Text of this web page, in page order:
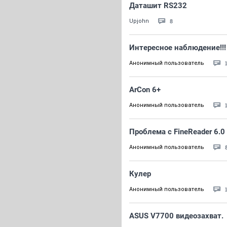
Даташит RS232
Upjohn 8
Интересное наблюдение!!!
Анонимный пользователь
ArCon 6+
Анонимный пользователь 1
Проблема с FineReader 6.0
Анонимный пользователь
Кулер
Анонимный пользователь
ASUS V7700 видеозахват.